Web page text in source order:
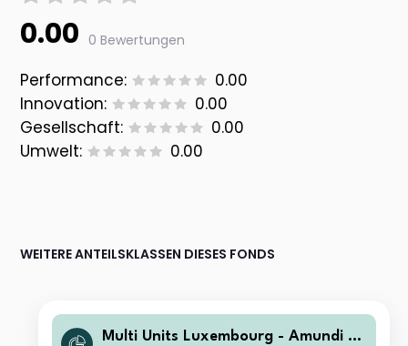
0.00 0 Bewertungen
Performance:
0.00
Innovation:
0.00
Gesellschaft:
0.00
Umwelt:
0.00
WEITERE ANTEILSKLASSEN DIESES FONDS
Multi Units Luxembourg - Amundi ST